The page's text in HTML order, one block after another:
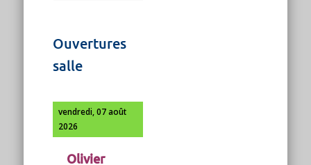
Ouvertures
salle
vendredi, 07 août
2026
Olivier